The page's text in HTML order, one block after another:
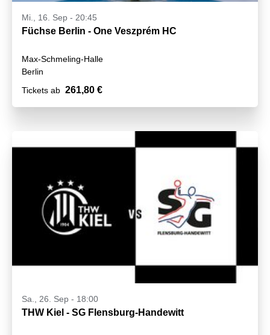
Mi., 16. Sep - 20:45
Füchse Berlin - One Veszprém HC
Max-Schmeling-Halle
Berlin
Tickets ab 261,80 €
Sa., 26. Sep - 18:00
THW Kiel - SG Flensburg-Handewitt